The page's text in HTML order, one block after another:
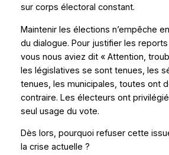
sur corps électoral constant.
Maintenir les élections n’empêche
du dialogue. Pour justifier les
vous nous aviez dit « Attention,
les législatives se sont tenues, les
tenues, les municipales, toutes ont
contraire. Les électeurs ont
seul usage du vote.
Dès lors, pourquoi refuser cette
la crise actuelle ?